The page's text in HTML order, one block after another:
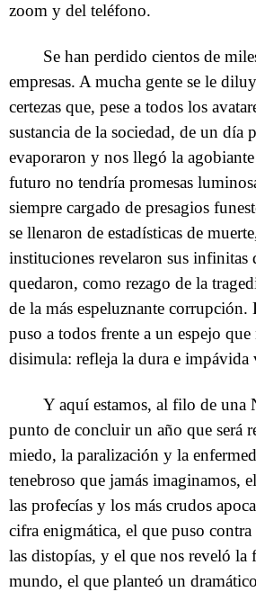
zoom y del teléfono.
Se han perdido cientos de
empresas. A mucha gente se le
certezas que, pese a todos los
sustancia de la sociedad, de un día
evaporaron y nos llegó la
futuro no tendría promesas
siempre cargado de presagios
se llenaron de estadísticas de
instituciones revelaron sus infinitas
quedaron, como rezago de la
de la más espeluznante corrupción.
puso a todos frente a un espejo
disimula: refleja la dura e impávida
Y aquí estamos, al filo de una
punto de concluir un año que será
miedo, la paralización y la
tenebroso que jamás imaginamos,
las profecías y los más crudos
cifra enigmática, el que puso contra
las distopías, y el que nos reveló la
mundo, el que planteó un